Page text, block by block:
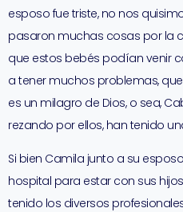
esposo fue triste, no nos
pasaron muchas cosas por la
que estos bebés podían venir
a tener muchos problemas,
es un milagro de Dios, o sea,
rezando por ellos, han tenido
Si bien Camila junto a su
hospital para estar con sus
tenido los diversos